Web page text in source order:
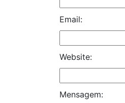
Email:
Website:
Mensagem: